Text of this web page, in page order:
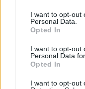
I want to opt-out
Personal Data.
Opted In
I want to opt-out
Personal Data
Opted In
I want to opt-out